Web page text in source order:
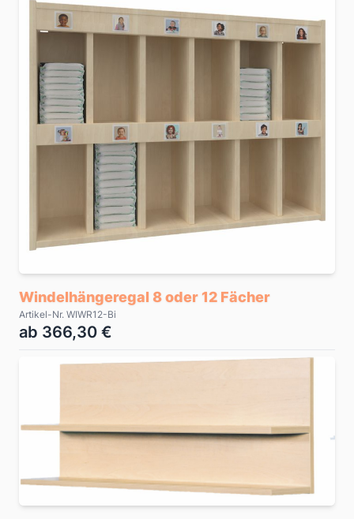
Windelhängeregal 8 oder 12 Fächer
Artikel-Nr. WIWR12-Bi
ab 366,30 €